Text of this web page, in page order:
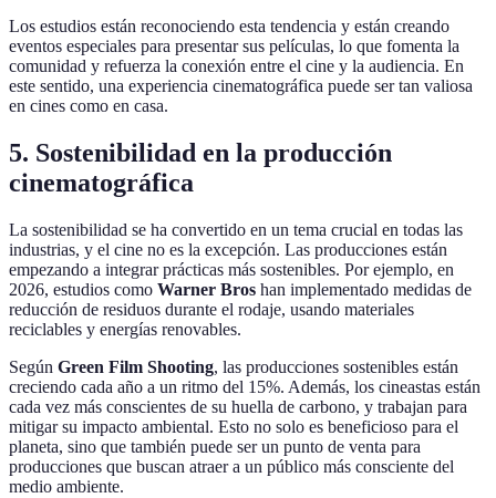
Los estudios están reconociendo esta tendencia y están creando
eventos especiales para presentar sus películas, lo que fomenta la
comunidad y refuerza la conexión entre el cine y la audiencia. En
este sentido, una experiencia cinematográfica puede ser tan valiosa
en cines como en casa.
5. Sostenibilidad en la producción
cinematográfica
La sostenibilidad se ha convertido en un tema crucial en todas las
industrias, y el cine no es la excepción. Las producciones están
empezando a integrar prácticas más sostenibles. Por ejemplo, en
2026, estudios como Warner Bros han implementado medidas de
reducción de residuos durante el rodaje, usando materiales
reciclables y energías renovables.
Según Green Film Shooting, las producciones sostenibles están
creciendo cada año a un ritmo del 15%. Además, los cineastas están
cada vez más conscientes de su huella de carbono, y trabajan para
mitigar su impacto ambiental. Esto no solo es beneficioso para el
planeta, sino que también puede ser un punto de venta para
producciones que buscan atraer a un público más consciente del
medio ambiente.